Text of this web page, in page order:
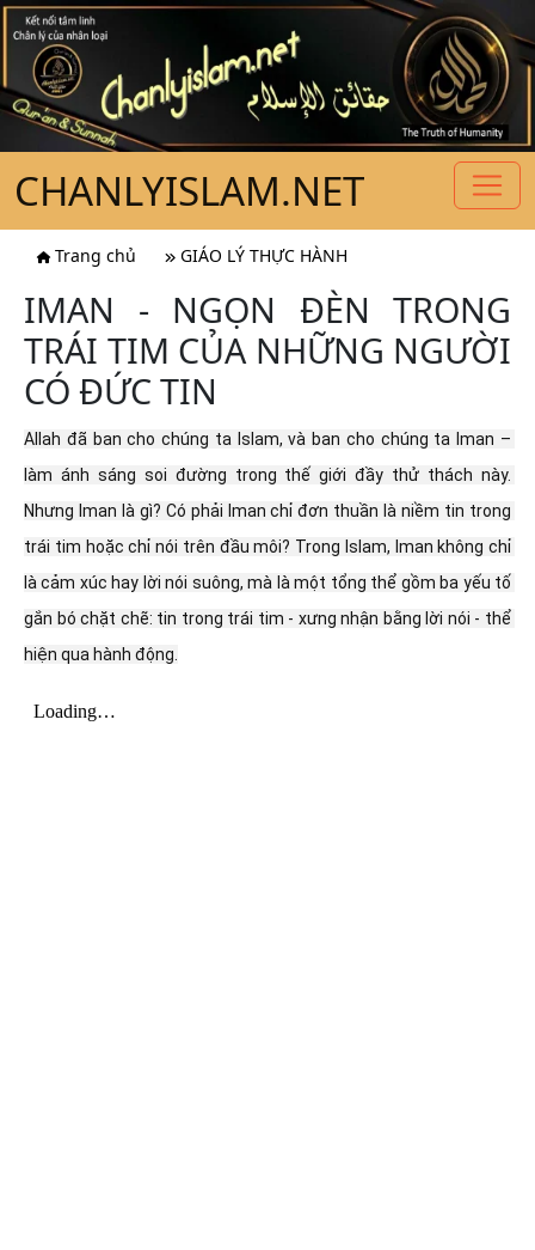
CHANLYISLAM.NET
Trang chủ GIÁO LÝ THỰC HÀNH
IMAN - NGỌN ĐÈN TRONG
TRÁI TIM CỦA NHỮNG NGƯỜI
CÓ ĐỨC TIN
Allah đã ban cho chúng ta Islam, và ban cho chúng ta Iman –
làm ánh sáng soi đường trong thế giới đầy thử thách này.
Nhưng Iman là gì? Có phải Iman chỉ đơn thuần là niềm tin trong
trái tim hoặc chỉ nói trên đầu môi? Trong Islam, Iman không chỉ
là cảm xúc hay lời nói suông, mà là một tổng thể gồm ba yếu tố
gắn bó chặt chẽ: tin trong trái tim - xưng nhận bằng lời nói - thể
hiện qua hành động.